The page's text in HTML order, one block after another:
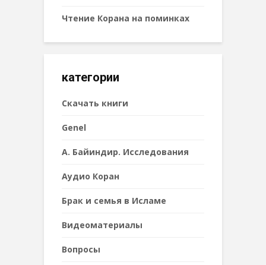
Чтение Корана на поминках
категории
Cкачать книги
Genel
А. Байиндир. Исследования
Аудио Коран
Брак и семья в Исламе
Видеоматериалы
Вопросы